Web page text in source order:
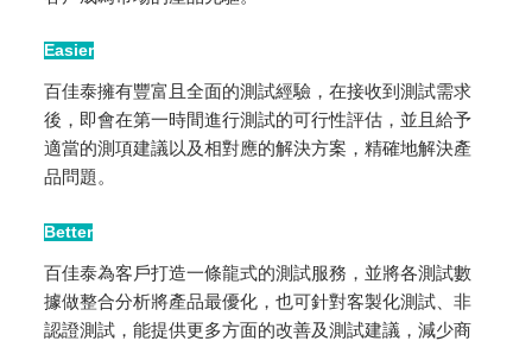
Easier
百佳泰擁有豐富且全面的測試經驗，在接收到測試需求
後，即會在第一時間進行測試的可行性評估，並且給予
適當的測項建議以及相對應的解決方案，精確地解決產
品問題。
Better
百佳泰為客戶打造一條龍式的測試服務，並將各測試數
據做整合分析將產品最優化，也可針對客製化測試、非
認證測試，能提供更多方面的改善及測試建議，減少商